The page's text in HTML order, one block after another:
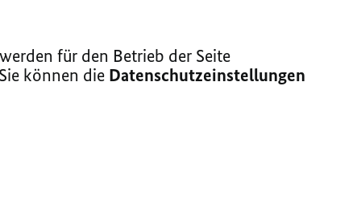
für den Betrieb der Seite
können die Datenschutzeinstellungen